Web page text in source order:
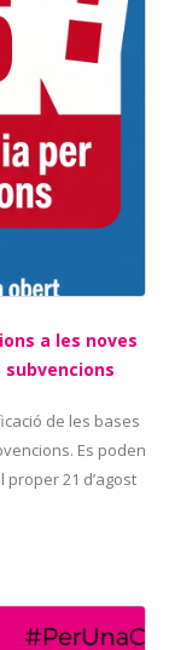
a les noves
de les bases
Es poden
21 d’agost